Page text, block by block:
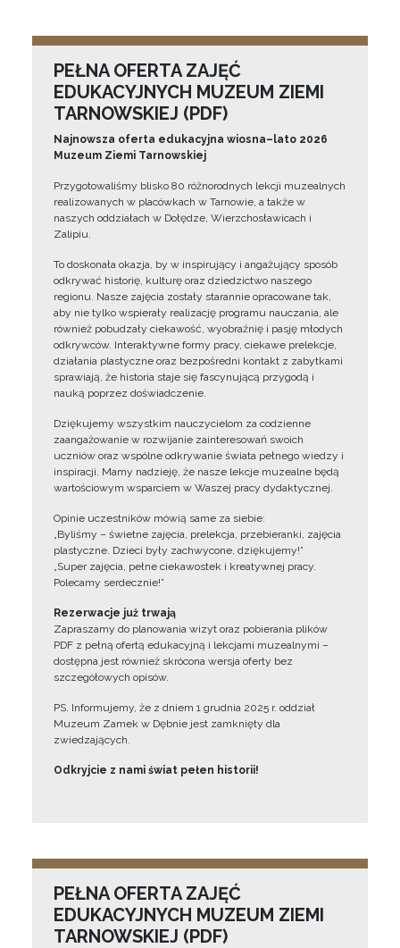
PEŁNA OFERTA ZAJĘĆ
EDUKACYJNYCH MUZEUM ZIEMI
TARNOWSKIEJ (PDF)
Najnowsza oferta edukacyjna wiosna–lato 2026
Muzeum Ziemi Tarnowskiej
Przygotowaliśmy blisko 80 różnorodnych lekcji muzealnych
realizowanych w placówkach w Tarnowie, a także w
naszych oddziałach w Dołędze, Wierzchosławicach i
Zalipiu.
To doskonała okazja, by w inspirujący i angażujący sposób
odkrywać historię, kulturę oraz dziedzictwo naszego
regionu. Nasze zajęcia zostały starannie opracowane tak,
aby nie tylko wspierały realizację programu nauczania, ale
również pobudzały ciekawość, wyobraźnię i pasję młodych
odkrywców. Interaktywne formy pracy, ciekawe prelekcje,
działania plastyczne oraz bezpośredni kontakt z zabytkami
sprawiają, że historia staje się fascynującą przygodą i
nauką poprzez doświadczenie.
Dziękujemy wszystkim nauczycielom za codzienne
zaangażowanie w rozwijanie zainteresowań swoich
uczniów oraz wspólne odkrywanie świata pełnego wiedzy i
inspiracji. Mamy nadzieję, że nasze lekcje muzealne będą
wartościowym wsparciem w Waszej pracy dydaktycznej.
Opinie uczestników mówią same za siebie:
„Byliśmy – świetne zajęcia, prelekcja, przebieranki, zajęcia
plastyczne. Dzieci były zachwycone, dziękujemy!”
„Super zajęcia, pełne ciekawostek i kreatywnej pracy.
Polecamy serdecznie!”
Rezerwacje już trwają
Zapraszamy do planowania wizyt oraz pobierania plików
PDF z pełną ofertą edukacyjną i lekcjami muzealnymi –
dostępna jest również skrócona wersja oferty bez
szczegółowych opisów.
PS. Informujemy, że z dniem 1 grudnia 2025 r. oddział
Muzeum Zamek w Dębnie jest zamknięty dla
zwiedzających.
Odkryjcie z nami świat pełen historii!
PEŁNA OFERTA ZAJĘĆ
EDUKACYJNYCH MUZEUM ZIEMI
TARNOWSKIEJ (PDF)